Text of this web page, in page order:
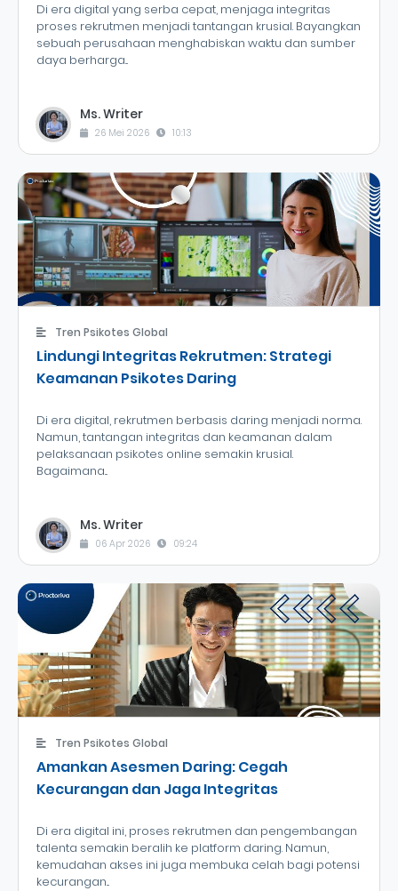
Di era digital yang serba cepat, menjaga integritas
proses rekrutmen menjadi tantangan krusial. Bayangkan
sebuah perusahaan menghabiskan waktu dan sumber
daya berharga...
Ms. Writer
26 Mei 2026 10:13
Tren Psikotes Global
Lindungi Integritas Rekrutmen: Strategi
Keamanan Psikotes Daring
Di era digital, rekrutmen berbasis daring menjadi norma.
Namun, tantangan integritas dan keamanan dalam
pelaksanaan psikotes online semakin krusial.
Bagaimana...
Ms. Writer
06 Apr 2026 09:24
Tren Psikotes Global
Amankan Asesmen Daring: Cegah
Kecurangan dan Jaga Integritas
Di era digital ini, proses rekrutmen dan pengembangan
talenta semakin beralih ke platform daring. Namun,
kemudahan akses ini juga membuka celah bagi potensi
kecurangan...